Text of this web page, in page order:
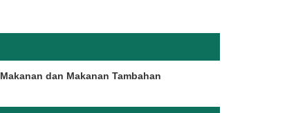
Makanan dan Makanan Tambahan